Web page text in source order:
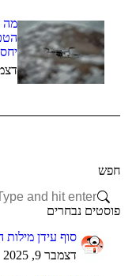
מה
דצמבר
חפש
Search:
פוסטים נבחרים
סוף עידן
דצמבר 9, 2025